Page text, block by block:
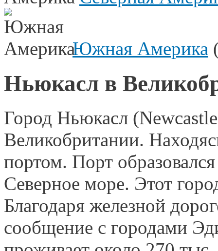
Южная Америка
Ньюкасл в
Город Ньюкасл
Великобритании.
портом. Порт
Северное море. Этот
Благодаря железной
сообщение с городами